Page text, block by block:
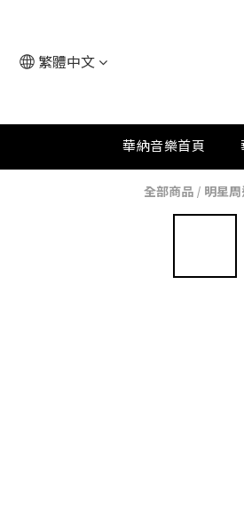
繁體中文
華納音樂首頁
全部商品 / 明星